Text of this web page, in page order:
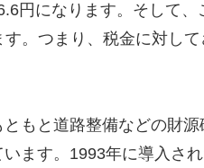
円になります。そして
。つまり、税金に対し
もと道路整備などの財
ます。1993年に導入さ